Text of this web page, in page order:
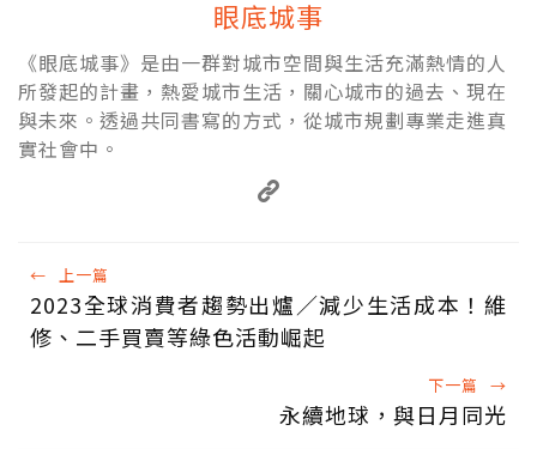
眼底城事
《眼底城事》是由一群對城市空間與生活充滿熱情的人
所發起的計畫，熱愛城市生活，關心城市的過去、現在
與未來。透過共同書寫的方式，從城市規劃專業走進真
實社會中。
← 上一篇
2023全球消費者趨勢出爐／減少生活成本！維
修、二手買賣等綠色活動崛起
下一篇 →
永續地球，與日月同光